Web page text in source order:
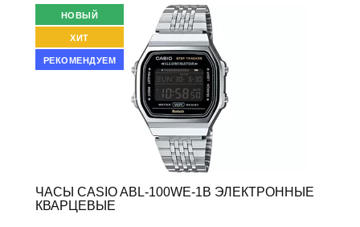
НОВЫЙ
ХИТ
РЕКОМЕНДУЕМ
ЧАСЫ CASIO ABL-100WE-1B ЭЛЕКТРОННЫЕ
КВАРЦЕВЫЕ